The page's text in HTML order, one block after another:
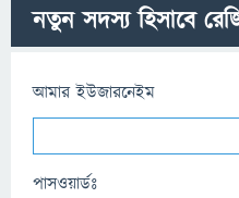
নতুন সদস্য হিসাবে
আমার ইউজারনেইম
পাসওয়ার্ডঃ